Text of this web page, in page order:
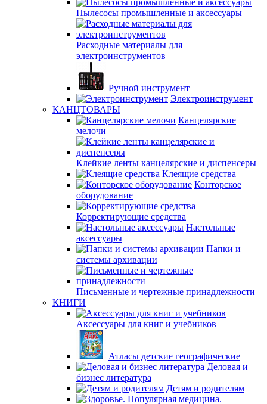
Пылесосы промышленные и аксессуары
Расходные материалы для
электроинструментов
Ручной инструмент
Электроинструмент
КАНЦТОВАРЫ
Канцелярские
мелочи
Клейкие ленты канцелярские и диспенсеры
Клеящие средства
Конторское
оборудование
Корректирующие средства
Настольные
аксессуары
Папки и
системы архивации
Письменные и чертежные принадлежности
КНИГИ
Аксессуары для книг и учебников
Атласы детские географические
Деловая и
бизнес литература
Детям и родителям